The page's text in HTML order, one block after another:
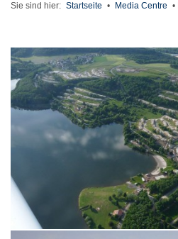
Sie sind hier: Startseite • Media Centre •